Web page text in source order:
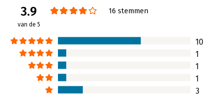
Hiervoor maken zij gebruik van
zestien zorgvuldig gekozen,
onderbouwd en makkelijk
hanteerbaar businessmodel. Een
inspirerend boek voor (startende)
ondernemers en managers op zoek
naar eigenheid.
Lees verder
succesvolle
Lees verder
3.9
van de 5
16 stemmen
10
1
1
1
3